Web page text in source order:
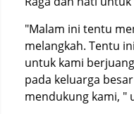
"Malam ini tentu
melangkah. Tentu
untuk kami
pada keluarga
mendukung kami, "